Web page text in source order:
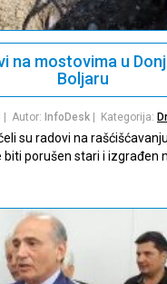
na mostovima u
Boljaru
| Autor: InfoDesk | Kategorija:
su radovi na
biti porušen stari i izgrađen